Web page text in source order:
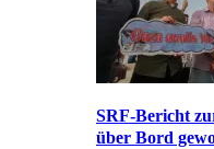
SRF-Bericht
über Bord